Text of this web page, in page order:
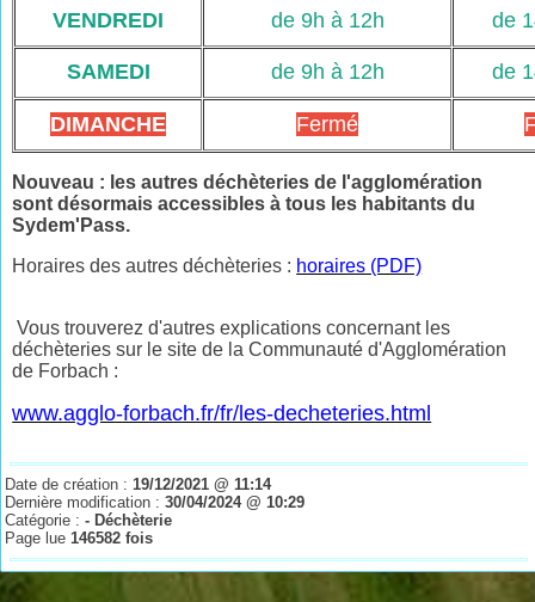
VENDREDI de 9h à 12h de
SAMEDI de 9h à 12h de
DIMANCHE Fermé
Nouveau : les autres déchèteries de l'agglomération
sont désormais accessibles à tous les habitants du
Sydem'Pass.
Horaires des autres déchèteries : horaires (PDF)
Vous trouverez d'autres explications concernant les
déchèteries sur le site de la Communauté d'Agglomération
de Forbach :
www.agglo-forbach.fr/fr/les-decheteries.html
Date de création : 19/12/2021 @ 11:14
Dernière modification :30/04/2024 @ 10:29
Catégorie :- Déchèterie
Page lue 146582 fois